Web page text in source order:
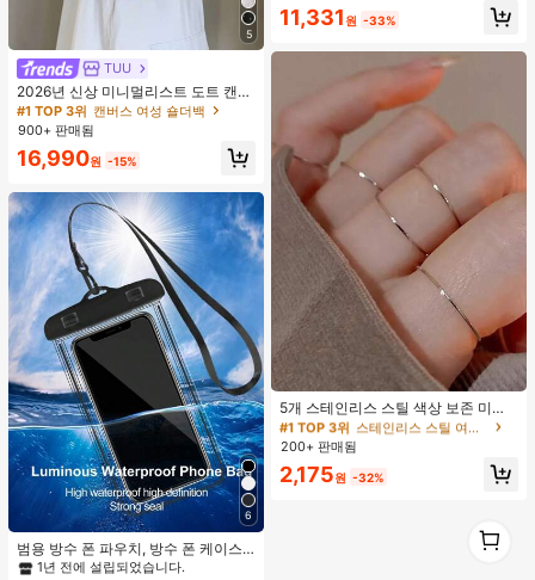
5
TUU
2026년 신상 미니멀리스트 도트 캔버
스 토트백, 대용량 캐주얼 다용도 통근
숄더 핸드백
#1 TOP 3위 캔버스 여성 숄더백
900+ 판매됨
16,990원 -15%
6
범용 방수 폰 파우치, 방수 폰 케이스,
아이폰 14/13/12/11 프로 맥스/XS 플
1년 전에 설립되었습니다.
11,331 원 -33%
5개 스테인리스 스틸 색상 보존 미니
멀리스트 폴리싱 반지 세트, 우아한 니
치 디자인 스택형 반지 여성용
#1 TOP 3위
스테인리스 스틸 여성 반지
거의 매진!
#1 TOP 3위
스테인리스 스틸 여성 반지
거의 매진!
#1 TOP 3위
스테인리스 스틸 여성 반지
거의 매진!
#1 TOP 3위
거의 매진!
200+ 판매됨
2,175원 -32%